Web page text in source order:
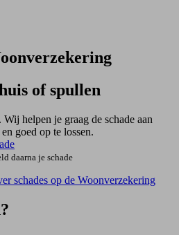
of spullen
helpen je graag de schade aan
goed op te lossen.
schade
schades op de Woonverzekering